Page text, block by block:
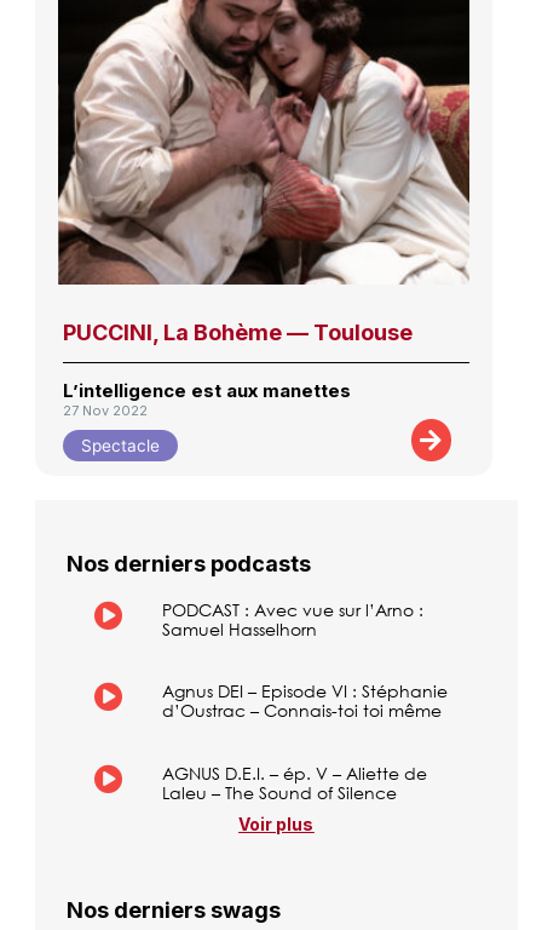
PUCCINI, La Bohème — Toulouse
L’intelligence est aux manettes
27 Nov 2022
Spectacle
Nos derniers podcasts
PODCAST : Avec vue sur l’Arno :
Samuel Hasselhorn
Agnus DEI – Episode VI : Stéphanie
d’Oustrac – Connais-toi toi même
AGNUS D.E.I. – ép. V – Aliette de
Laleu – The Sound of Silence
Voir plus
Nos derniers swags